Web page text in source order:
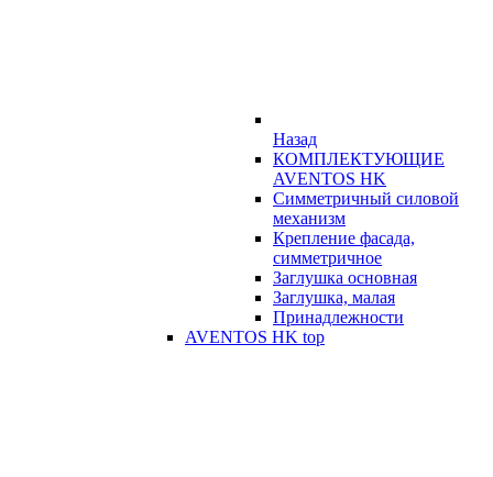
Назад
КОМПЛЕКТУЮЩИЕ
AVENTOS HK
Симметричный силовой
механизм
Крепление фасада,
симметричное
Заглушка основная
Заглушка, малая
Принадлежности
AVENTOS HK top